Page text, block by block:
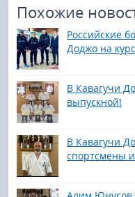
Похожие
Российские
Доджо на
В Кавагучи
выпускной!
В Кавагучи
спортсмены